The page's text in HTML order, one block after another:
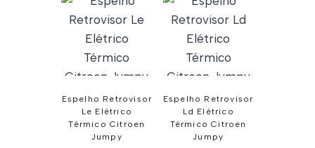
Espelho Retrovisor
Le Elétrico
Térmico Citroen
Jumpy
Espelho Retrovisor
Ld Elétrico
Térmico Citroen
Jumpy